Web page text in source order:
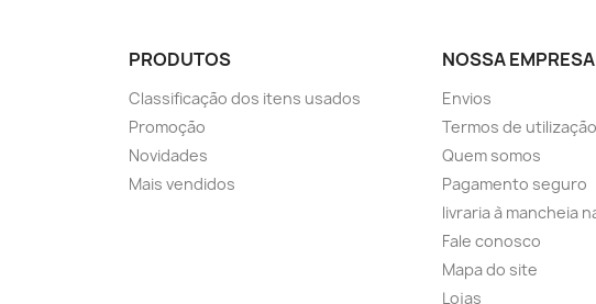
PRODUTOS
Classificação dos itens usados
Promoção
Novidades
Mais vendidos
NOSSA EMPRESA
Envios
Termos de utilização
Quem somos
Pagamento seguro
livraria à mancheia
Fale conosco
Mapa do site
Lojas